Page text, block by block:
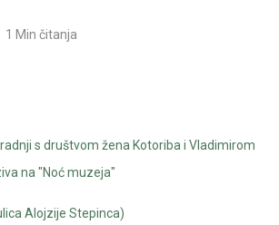
1 Min čitanja
s društvom žena Kotoriba i Vladimirom
na "Noć muzeja"
Alojzije Stepinca)